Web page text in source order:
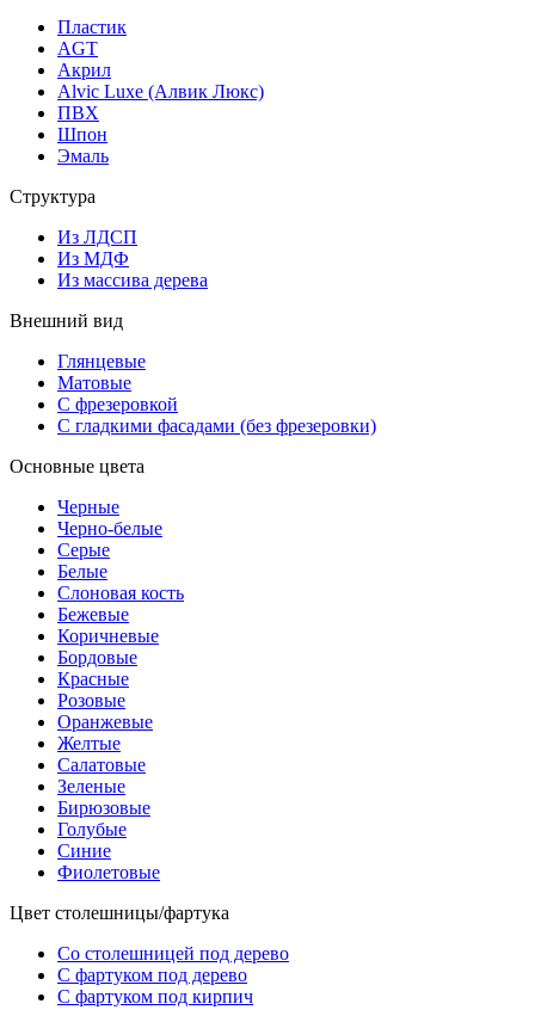
Пластик
AGT
Акрил
Alvic Luxe (Алвик Люкс)
ПВХ
Шпон
Эмаль
Структура
Из ЛДСП
Из МДФ
Из массива дерева
Внешний вид
Глянцевые
Матовые
С фрезеровкой
С гладкими фасадами (без фрезеровки)
Основные цвета
Черные
Черно-белые
Серые
Белые
Слоновая кость
Бежевые
Коричневые
Бордовые
Красные
Розовые
Оранжевые
Желтые
Салатовые
Зеленые
Бирюзовые
Голубые
Синие
Фиолетовые
Цвет столешницы/фартука
Со столешницей под дерево
С фартуком под дерево
С фартуком под кирпич